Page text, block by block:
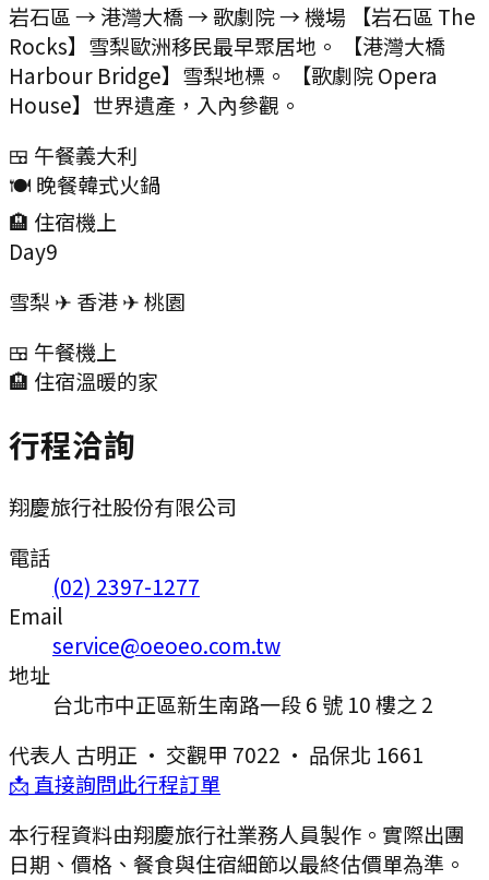
岩石區 → 港灣大橋 → 歌劇院 → 機場 【岩石區 The
Rocks】雪梨歐洲移民最早聚居地。 【港灣大橋
Harbour Bridge】雪梨地標。 【歌劇院 Opera
House】世界遺產，入內參觀。
🍱 午餐義大利
🍽️ 晚餐韓式火鍋
🏨 住宿機上
Day9
雪梨 ✈ 香港 ✈ 桃園
🍱 午餐機上
🏨 住宿溫暖的家
行程洽詢
翔慶旅行社股份有限公司
電話
(02) 2397-1277
Email
service@oeoeo.com.tw
地址
台北市中正區新生南路一段 6 號 10 樓之 2
代表人 古明正 · 交觀甲 7022 · 品保北 1661
📩 直接詢問此行程訂單
本行程資料由翔慶旅行社業務人員製作。實際出團
日期、價格、餐食與住宿細節以最終估價單為準。